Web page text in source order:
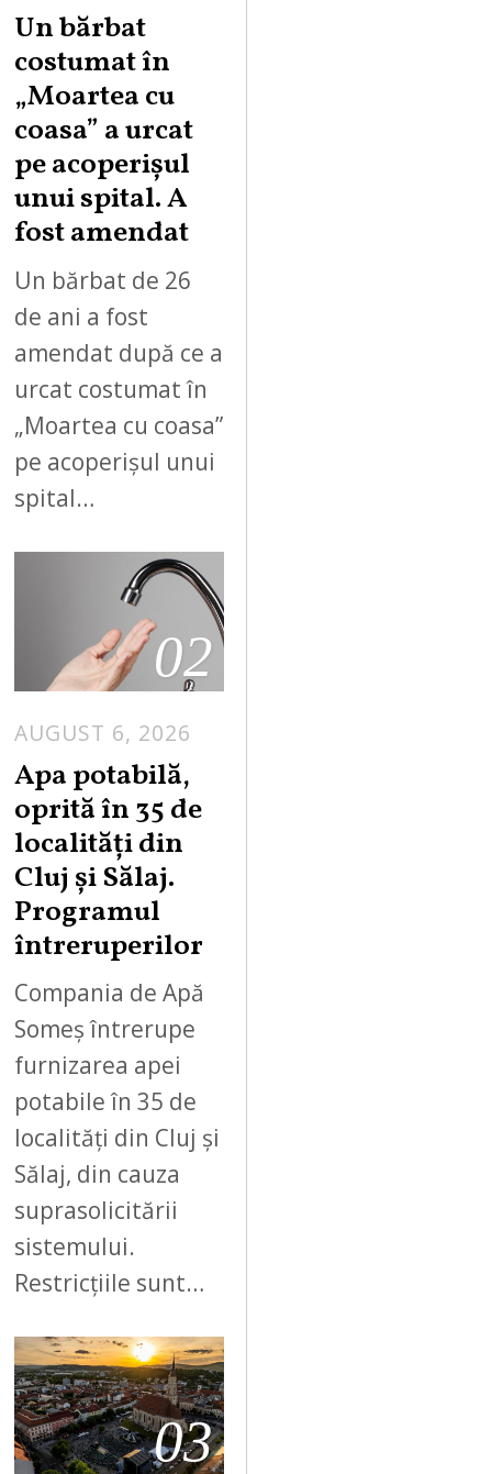
Un bărbat
costumat în
„Moartea cu
coasa” a urcat
pe acoperișul
unui spital. A
fost amendat
Un bărbat de 26
de ani a fost
amendat după ce a
urcat costumat în
„Moartea cu coasa”
pe acoperișul unui
spital…
02
AUGUST 6, 2026
Apa potabilă,
oprită în 35 de
localități din
Cluj și Sălaj.
Programul
întreruperilor
Compania de Apă
Someș întrerupe
furnizarea apei
potabile în 35 de
localități din Cluj și
Sălaj, din cauza
suprasolicitării
sistemului.
Restricțiile sunt…
03